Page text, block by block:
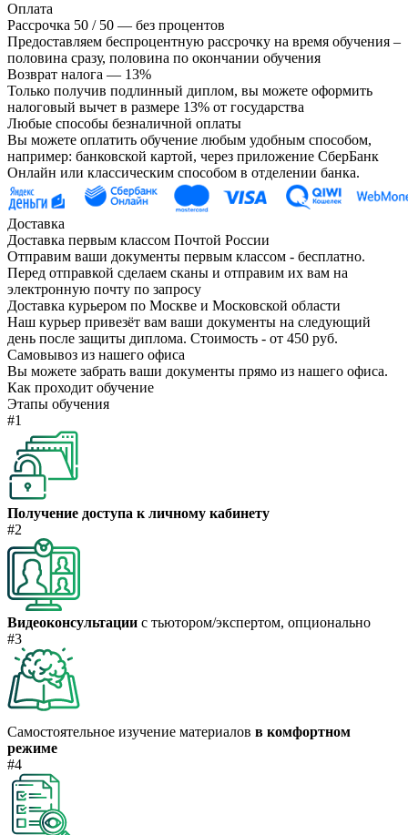
Оплата
Рассрочка 50 / 50 — без процентов
Предоставляем беспроцентную рассрочку на время обучения –
половина сразу, половина по окончании обучения
Возврат налога — 13%
Только получив подлинный диплом, вы можете оформить
налоговый вычет в размере 13% от государства
Любые способы безналичной оплаты
Вы можете оплатить обучение любым удобным способом,
например: банковской картой, через приложение СберБанк
Онлайн или классическим способом в отделении банка.
Доставка
Доставка первым классом Почтой России
Отправим ваши документы первым классом - бесплатно.
Перед отправкой сделаем сканы и отправим их вам на
электронную почту по запросу
Доставка курьером по Москве и Московской области
Наш курьер привезёт вам ваши документы на следующий
день после защиты диплома. Стоимость - от 450 руб.
Самовывоз из нашего офиса
Вы можете забрать ваши документы прямо из нашего офиса.
Как проходит обучение
Этапы обучения
#1
Получение доступа к личному кабинету
#2
Видеоконсультации с тьютором/экспертом, опционально
#3
Самостоятельное изучение материалов в комфортном
режиме
#4